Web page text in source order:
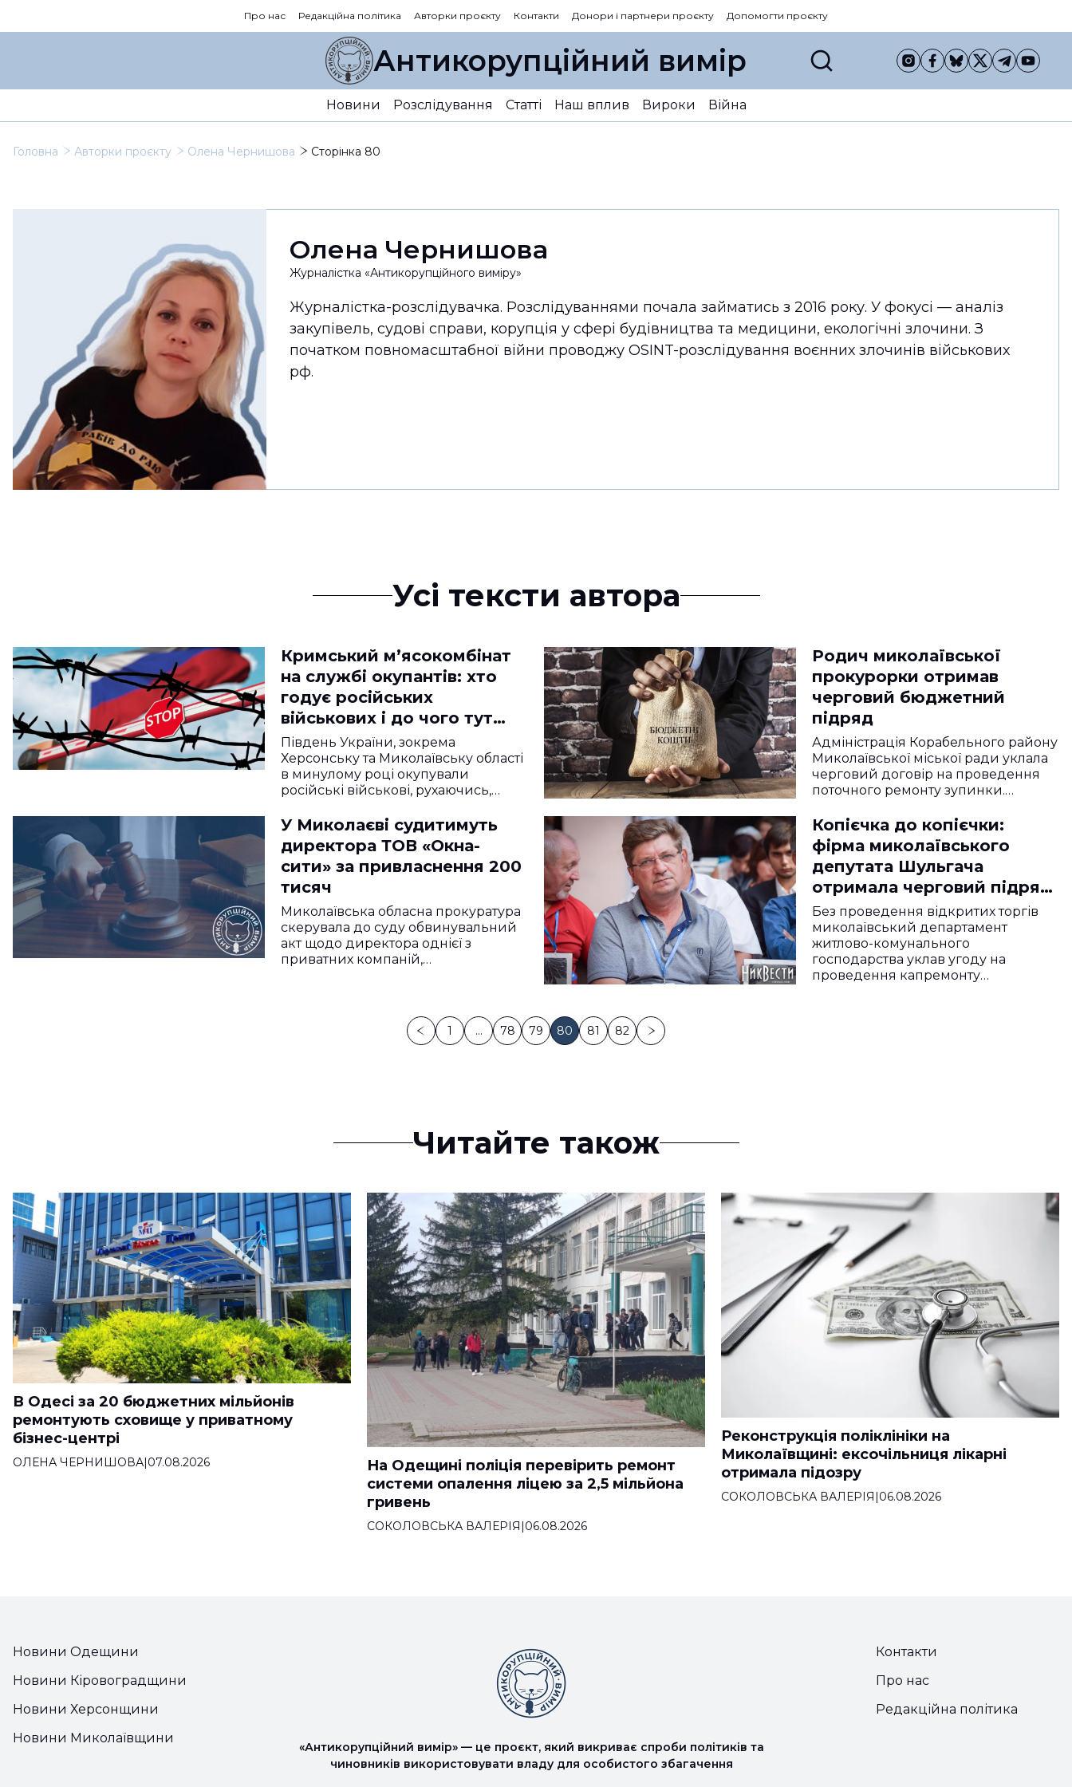
Про нас Редакційна політика Авторки проєкту Контакти Донори і партнери проєкту Допомогти проєкту
Антикорупційний вимір
Новини Розслідування Статті Наш вплив Вироки Війна
Головна Авторки проєкту Олена Чернишова Сторінка 80
Олена Чернишова
Журналістка «Антикорупційного виміру»
Журналістка-розслідувачка. Розслідуваннями почала займатись з 2016 року. У фокусі — аналіз
закупівель, судові справи, корупція у сфері будівництва та медицини, екологічні злочини. З
початком повномасштабної війни проводжу OSINT-розслідування воєнних злочинів військових
рф.
Усі тексти автора
Кримський м’ясокомбінат
на службі окупантів: хто
годує російських
військових і до чого тут
український бізнесмен
Косюк
Південь України, зокрема
Херсонську та Миколаївську області
в минулому році окупували
російські військові, рухаючись,…
Родич миколаївської
прокурорки отримав
черговий бюджетний
підряд
Адміністрація Корабельного району
Миколаївської міської ради уклала
черговий договір на проведення
поточного ремонту зупинки.…
У Миколаєві судитимуть
директора ТОВ «Окна-
сити» за привласнення 200
тисяч
Миколаївська обласна прокуратура
скерувала до суду обвинувальний
акт щодо директора однієї з
приватних компаній,…
Копієчка до копієчки:
фірма миколаївського
депутата Шульгача
отримала черговий підряд
на ремонт за бюджетні
кошти
Без проведення відкритих торгів
миколаївський департамент
житлово-комунального
господарства уклав угоду на
проведення капремонту
1 … 78 79 80 81 82
Читайте також
В Одесі за 20 бюджетних мільйонів
ремонтують сховище у приватному
бізнес-центрі
ОЛЕНА ЧЕРНИШОВА|07.08.2026
На Одещині поліція перевірить ремонт
системи опалення ліцею за 2,5 мільйона
гривень
СОКОЛОВСЬКА ВАЛЕРІЯ|06.08.2026
Реконструкція поліклініки на
Миколаївщині: ексочільниця лікарні
отримала підозру
СОКОЛОВСЬКА ВАЛЕРІЯ 06.08.2026
Новини Одещини
Новини Кіровоградщини
Новини Херсонщини
Новини Миколаївщини
«Антикорупційний вимір» — це проєкт, який викриває спроби політиків та
чиновників використовувати владу для особистого збагачення
Контакти
Про нас
Редакційна політика